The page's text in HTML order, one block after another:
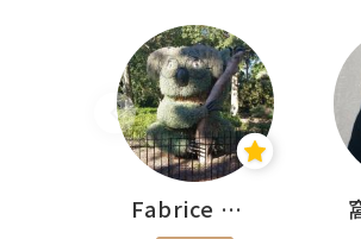
Fabrice 嚐味